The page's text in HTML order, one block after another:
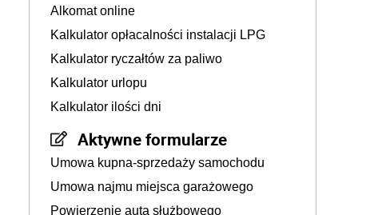
Alkomat online
Kalkulator opłacalności instalacji LPG
Kalkulator ryczałtów za paliwo
Kalkulator urlopu
Kalkulator ilości dni
Aktywne formularze
Umowa kupna-sprzedaży samochodu
Umowa najmu miejsca garażowego
Powierzenie auta służbowego